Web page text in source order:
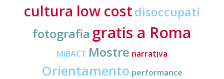
cultura low costdisoccupati
fotografia gratis a Roma
MiBACT Mostre narrativa
Orientamento performance